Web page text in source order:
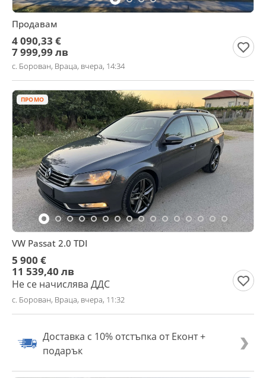
Продавам
4 090,33 €
7 999,99 лв
с. Борован, Враца, вчера, 14:34
ПРОМО
VW Passat 2.0 TDI
5 900 €
11 539,40 лв
Не се начислява ДДС
с. Борован, Враца, вчера, 11:32
Доставка с 10% отстъпка от Еконт +
подарък